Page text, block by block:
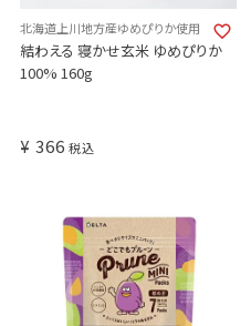
北海道上川地方産ゆめぴりか使用
結わえる 寝かせ玄米 ゆめぴりか
100% 160g
¥ 366 税込